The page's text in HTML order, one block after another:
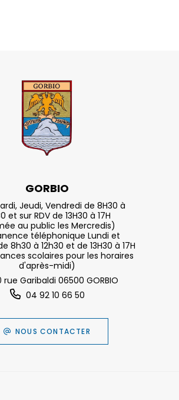
GORBIO
Jeudi, Vendredi de 8H30 à
et sur RDV de 13H30 à 17H
au public les Mercredis)
téléphonique Lundi et
8h30 à 12h30 et de 13H30 à 17H
scolaires pour les horaires
d'après-midi)
rue Garibaldi 06500 GORBIO
04 92 10 66 50
NOUS CONTACTER